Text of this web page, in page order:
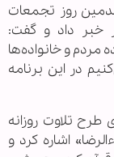
روز تجمعات
خبر داد و گفت:
و خانواده‌ها
در این برنامه
تلاوت روزانه
اشاره کرد و